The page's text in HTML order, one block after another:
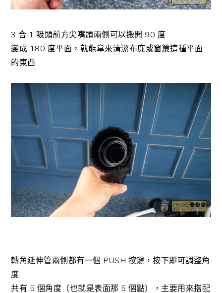
3 合 1 吸頭前方尖嘴頭兩側可以搬開 90 度
變成 180 度平面，就能拿來清潔布廉或窗簾這種平面
的東西
轉角延伸管兩側都有一個 PUSH 按鍵，按下即可調整角
度
共有 5 個角度（也就是表面那 5 個點），主要用來搭配